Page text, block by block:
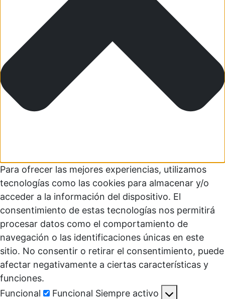
Para ofrecer las mejores experiencias, utilizamos
tecnologías como las cookies para almacenar y/o
acceder a la información del dispositivo. El
consentimiento de estas tecnologías nos permitirá
procesar datos como el comportamiento de
navegación o las identificaciones únicas en este
sitio. No consentir o retirar el consentimiento, puede
afectar negativamente a ciertas características y
funciones.
Funcional
Funcional Siempre activo